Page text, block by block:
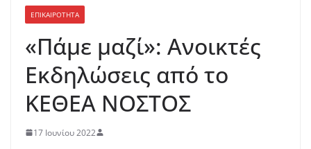
ΕΠΙΚΑΙΡΟΤΗΤΑ
«Πάμε μαζί»: Ανοικτές
Εκδηλώσεις από το
ΚΕΘΕΑ ΝΟΣΤΟΣ
17 Ιουνίου 2022